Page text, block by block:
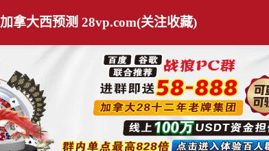
加拿大西预测 28vp.com(关注收藏)